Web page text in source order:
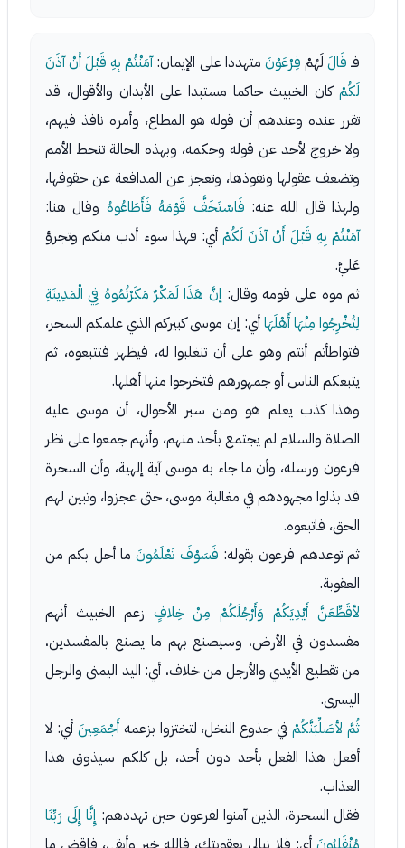
فـ قَالَ لَهُمْ فِرْعَوْنَ متهددا على الإيمان:آمَنْتُمْ بِهِ قَبْلَ أَنْ آذَنَ
لَكُمْ كان الخبيث حاكما مستبدا على الأبدان والأقوال، قد
تقرر عنده وعندهم أن قوله هو المطاع، وأمره نافذ فيهم،
ولا خروج لأحد عن قوله وحكمه، وبهذه الحالة تنحط الأمم
وتضعف عقولها ونفوذها، وتعجز عن المدافعة عن حقوقها،
ولهذا قال الله عنه: فَاسْتَخَفَّ قَوْمَهُ فَأَطَاعُوهُ وقال هنا:
آمَنْتُمْ بِهِ قَبْلَ أَنْ آذَنَ لَكُمْأي: فهذا سوء أدب منكم وتجرؤ
عَليَّ.
ثم موه على قومه وقال: إنَّ هَذَا لَمَكْرٌ مَكَرْتُمُوهُ فِي الْمَدِينَةِ
لِتُخْرِجُوا مِنْهَا أَهْلَهَاأي: إن موسى كبيركم الذي علمكم السحر،
فتواطأتم أنتم وهو على أن تنغلبوا له، فيظهر فتتبعوه، ثم
يتبعكم الناس أو جمهورهم فتخرجوا منها أهلها.
وهذا كذب يعلم هو ومن سبر الأحوال، أن موسى عليه
الصلاة والسلام لم يجتمع بأحد منهم، وأنهم جمعوا على نظر
فرعون ورسله، وأن ما جاء به موسى آية إلهية، وأن السحرة
قد بذلوا مجهودهم في مغالبة موسى، حتى عجزوا، وتبين لهم
الحق، فاتبعوه.
ثم توعدهم فرعون بقوله: فَسَوْفَ تَعْلَمُونَما أحل بكم من
العقوبة.
لأقَطِّعَنَّ أَيْدِيَكُمْ وَأَرْجُلَكُمْ مِنْ خِلافٍ زعم الخبيث أنهم
مفسدون في الأرض، وسيصنع بهم ما يصنع بالمفسدين،
من تقطيع الأيدي والأرجل من خلاف، أي: اليد اليمنى والرجل
اليسرى.
ثُمَّ لأصَلِّبَنَّكُمْفي جذوع النخل، لتختزوا بزعمهأَجْمَعِينَ أي: لا
أفعل هذا الفعل بأحد دون أحد، بل كلكم سيذوق هذا
العذاب.
فقال السحرة، الذين آمنوا لفرعون حين تهددهم: إِنَّا إِلَى رَبِّنَا